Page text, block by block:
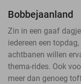
Bobbejaanland
Zin in een gaaf
iedereen een
achtbanen willen
thema-rides. Ook
meer dan genoeg